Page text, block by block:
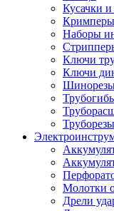
Кусачки
Наборы
Ключи
Ключи
Труборезы
Молотки
Дрели